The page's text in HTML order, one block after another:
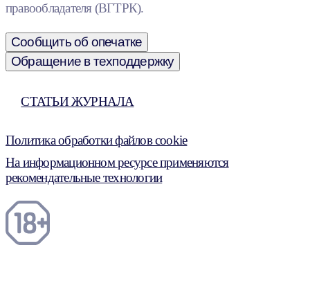
правообладателя (ВГТРК).
Сообщить об опечатке
Обращение в техподдержку
СТАТЬИ ЖУРНАЛА
Политика обработки файлов cookie
На информационном ресурсе применяются
рекомендательные технологии